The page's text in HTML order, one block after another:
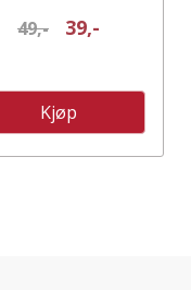
49,- 39,-
Kjøp